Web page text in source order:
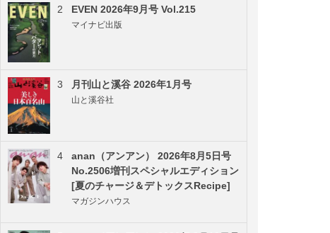
2 EVEN 2026年9月号 Vol.215
マイナビ出版
3 月刊山と溪谷 2026年1月号
山と溪谷社
4
anan（アンアン） 2026年8月5日号
No.2506増刊スペシャルエディション
[夏のチャージ＆デトックスRecipe]
マガジンハウス